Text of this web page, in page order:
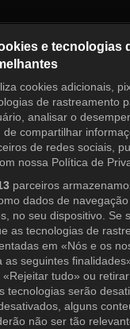
Entrar
e tecnologias
cookies adicionais,
de rastreamento
analisar o
compartilhar
de redes sociais,
nossa Política de
parceiros
dados de navegação
no seu dispositivo. Se
as tecnologias de
em «Nós e os
as seguintes
tudo» ou
tecnologias serão
alguns
não ser tão